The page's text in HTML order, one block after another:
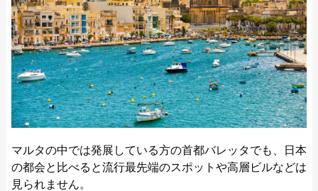
マルタの中では発展している方の首都バレッタでも、日本
の都会と比べると流行最先端のスポットや高層ビルなどは
見られません。